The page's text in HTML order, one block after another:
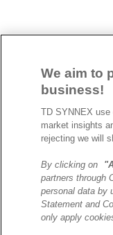
We aim to
business!
TD SYNNEX
market insights
rejecting we will
By clicking on
partners through
personal data by
Statement and
only apply